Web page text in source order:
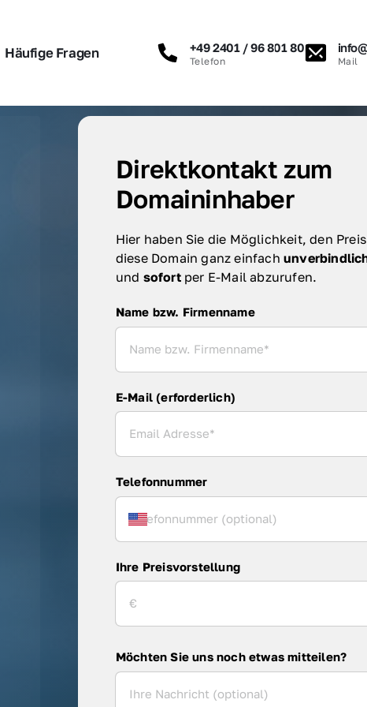
Häufige Fragen +49 2401 / 96 801 80
Telefon Mail
Direktkontakt zum
Domaininhaber
Hier haben Sie die Möglichkeit, den
diese Domain ganz einfach
und sofort per E-Mail abzurufen.
Name bzw. Firmenname
Name bzw. Firmenname
E-Mail (erforderlich)
Telefonnummer
Ihre Preisvorstellung
Möchten Sie uns noch etwas mitteilen?